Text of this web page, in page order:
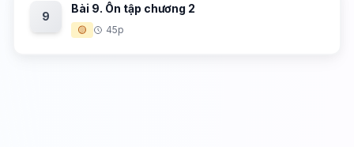
9
Bài 9. Ôn tập chương 2
🟡 45p